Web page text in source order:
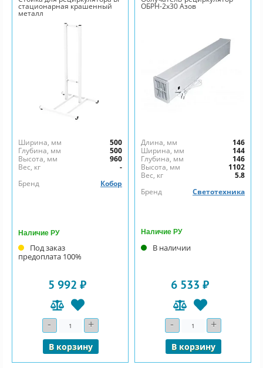
стационарная крашенный
металл
Ширина, мм
500
Глубина, мм
500
Высота, мм
960
Вес, кг
-
Бренд
Кобор
Наличие РУ
Под заказ
предоплата 100%
5 992 ₽
- Количество+
В корзину
ОБРН-2х30 Азов
Длина, мм
146
Ширина, мм
144
Глубина, мм
146
Высота, мм
1102
Вес, кг
5.8
Бренд
Светотехника
Наличие РУ
В наличии
6 533 ₽
- Количество+
В корзину